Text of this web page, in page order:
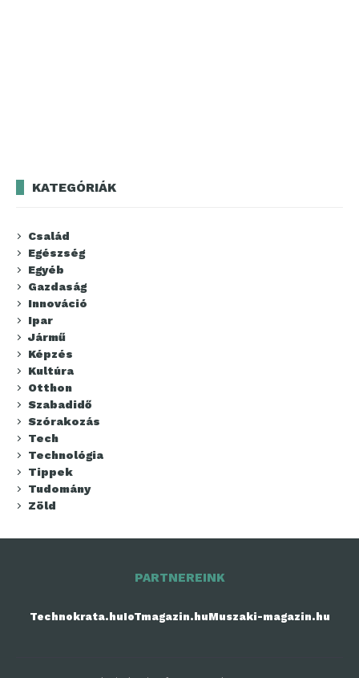
KATEGÓRIÁK
Család
Egészség
Egyéb
Gazdaság
Innováció
Ipar
Jármű
Képzés
Kultúra
Otthon
Szabadidő
Szórakozás
Tech
Technológia
Tippek
Tudomány
Zöld
PARTNEREINK
Technokrata.huIoTmagazin.huMuszaki-magazin.hu